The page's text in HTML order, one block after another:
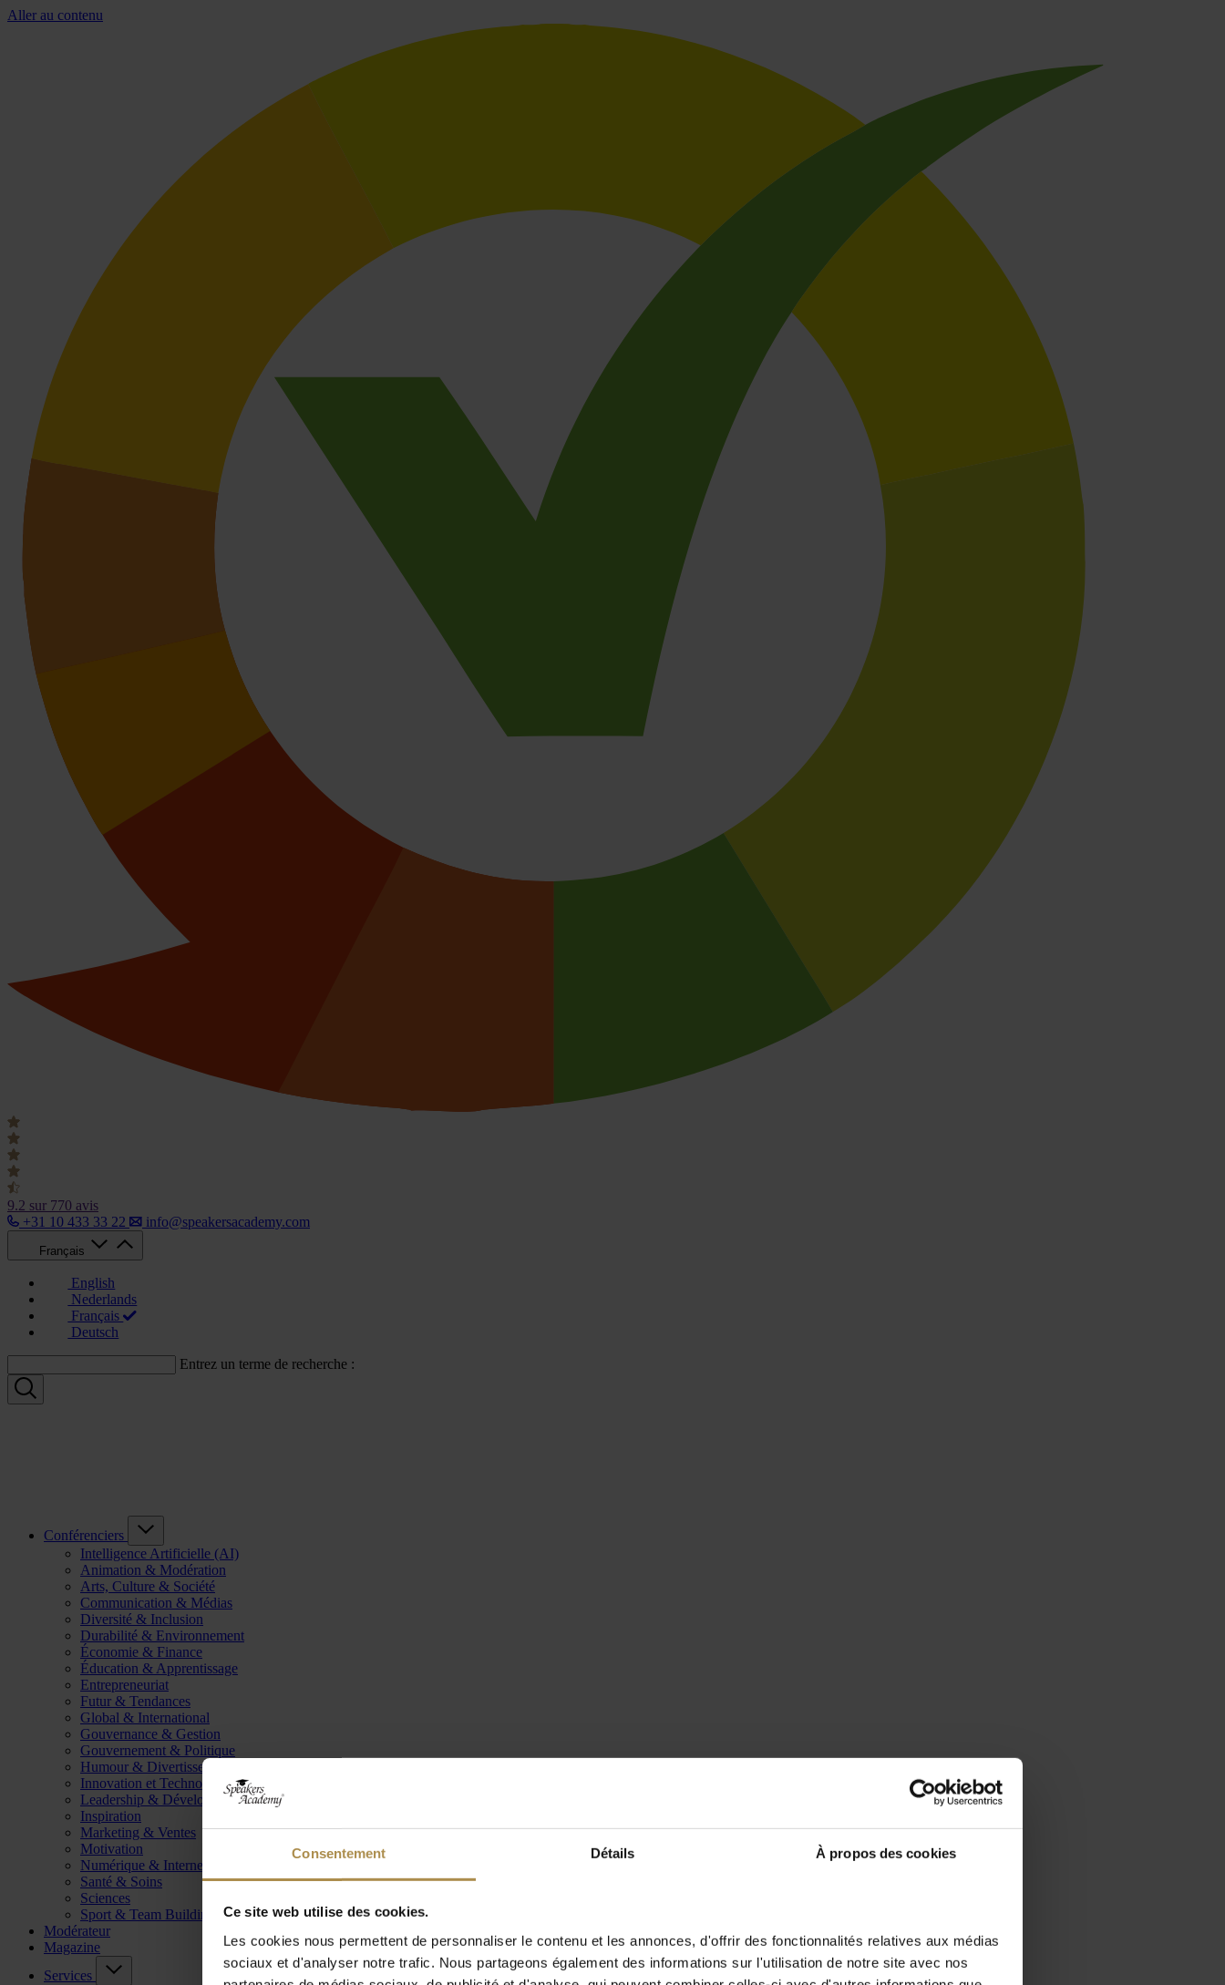
Consentement Détails À propos des cookies
Ce site web utilise des cookies.
Les cookies nous permettent de personnaliser le contenu et les annonces, d'offrir des fonctionnalités relatives aux médias
sociaux et d'analyser notre trafic. Nous partageons également des informations sur l'utilisation de notre site avec nos
Aller au contenu
9.2 sur 770 avis
+31 10 433 33 22
info@speakersacademy.com
Français
English
Nederlands
Français
Deutsch
Entrez un terme de recherche :
Conférenciers
Intelligence Artificielle (AI)
Animation & Modération
Arts, Culture & Société
Communication & Médias
Diversité & Inclusion
Durabilité & Environnement
Économie & Finance
Éducation & Apprentissage
Entrepreneuriat
Futur & Tendances
Global & International
Gouvernance & Gestion
Gouvernement & Politique
Humour & Divertissement
Innovation et Technologie
Leadership & Développement
Inspiration
Marketing & Ventes
Motivation
Numérique & Internet
Santé & Soins
Sciences
Sport & Team Building
Modérateur
Magazine
Services